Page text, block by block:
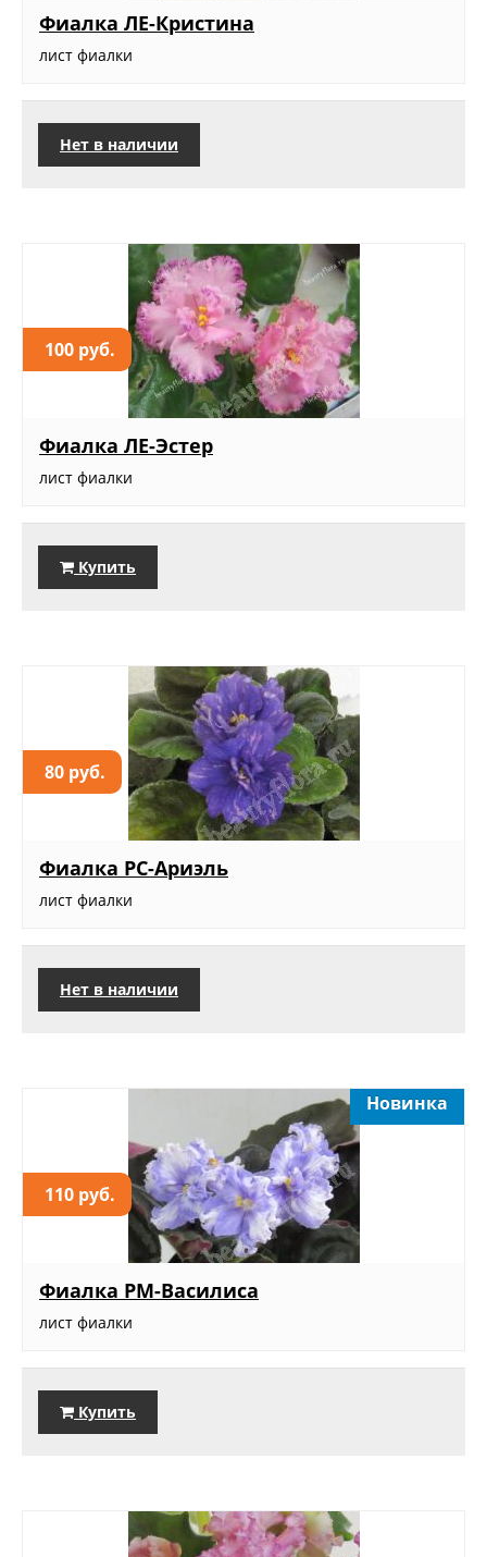
Фиалка ЛЕ-Кристина
лист фиалки
Нет в наличии
100 руб.
Фиалка ЛЕ-Эстер
лист фиалки
Купить
80 руб.
Фиалка РС-Ариэль
лист фиалки
Нет в наличии
110 руб.
Новинка
Фиалка РМ-Василиса
лист фиалки
Купить